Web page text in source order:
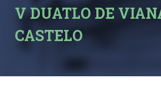
V DUATLO DE
CASTELO